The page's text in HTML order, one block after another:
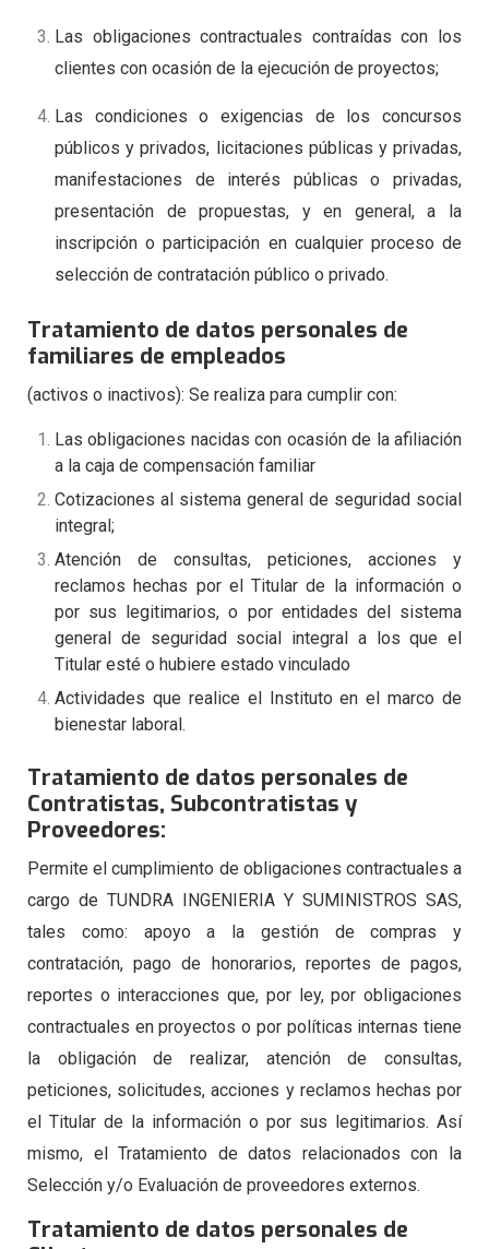
Las obligaciones contractuales contraídas con los
clientes con ocasión de la ejecución de proyectos;
Las condiciones o exigencias de los concursos
públicos y privados, licitaciones públicas y privadas,
manifestaciones de interés públicas o privadas,
presentación de propuestas, y en general, a la
inscripción o participación en cualquier proceso de
selección de contratación público o privado.
​Tratamiento de datos personales de
familiares de empleados
(activos o inactivos): Se realiza para cumplir con:
Las obligaciones nacidas con ocasión de la afiliación
a la caja de compensación familiar
Cotizaciones al sistema general de seguridad social
integral;
Atención de consultas, peticiones, acciones y
reclamos hechas por el Titular de la información o
por sus legitimarios, o por entidades del sistema
general de seguridad social integral a los que el
Titular esté o hubiere estado vinculado
Actividades que realice el Instituto en el marco de
bienestar laboral.
Tratamiento de datos personales de
Contratistas, Subcontratistas y
Proveedores:
Permite el cumplimiento de obligaciones contractuales a
cargo de TUNDRA INGENIERIA Y SUMINISTROS SAS,
tales como: apoyo a la gestión de compras y
contratación, pago de honorarios, reportes de pagos,
reportes o interacciones que, por ley, por obligaciones
contractuales en proyectos o por políticas internas tiene
la obligación de realizar, atención de consultas,
peticiones, solicitudes, acciones y reclamos hechas por
el Titular de la información o por sus legitimarios. Así
mismo, el Tratamiento de datos relacionados con la
Selección y/o Evaluación de proveedores externos.
Tratamiento de datos personales de